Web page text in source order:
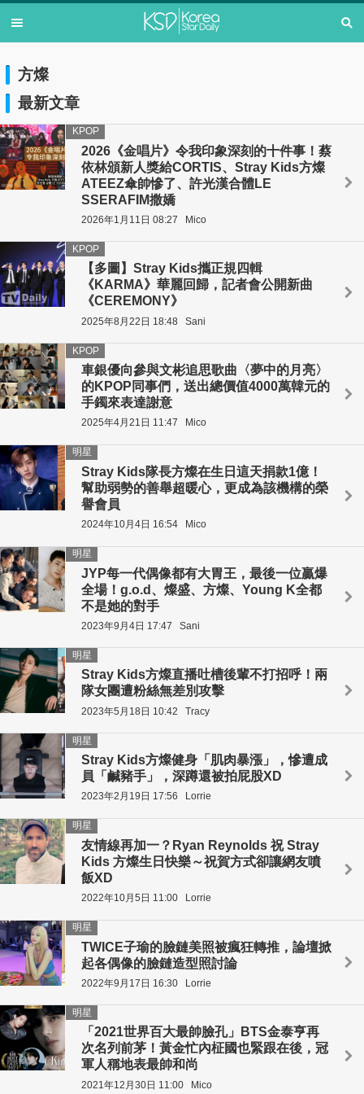
方燦
最新文章
2026《金唱片》令我印象深刻的十件事！蔡
依林頒新人獎給CORTIS、Stray Kids方燦
ATEEZ傘帥慘了、許光漢合體LE
SSERAFIM撒嬌
KPOP
2026年1月11日 08:27 Mico
【多圖】Stray Kids攜正規四輯
《KARMA》華麗回歸，記者會公開新曲
《CEREMONY》
KPOP
2025年8月22日 18:48 Sani
車銀優向參與文彬追思歌曲〈夢中的月亮〉
的KPOP同事們，送出總價值4000萬韓元的
手鐲來表達謝意
KPOP
2025年4月21日 11:47 Mico
Stray Kids隊長方燦在生日這天捐款1億！
幫助弱勢的善舉超暖心，更成為該機構的榮
譽會員
明星
2024年10月4日 16:54 Mico
JYP每一代偶像都有大胃王，最後一位贏爆
全場！g.o.d、燦盛、方燦、Young K全都
不是她的對手
明星
2023年9月4日 17:47 Sani
Stray Kids方燦直播吐槽後輩不打招呼！兩
隊女團遭粉絲無差別攻擊
明星
2023年5月18日 10:42 Tracy
Stray Kids方燦健身「肌肉暴漲」，慘遭成
員「鹹豬手」，深蹲還被拍屁股XD
明星
2023年2月19日 17:56 Lorrie
友情線再加一？Ryan Reynolds 祝 Stray
Kids 方燦生日快樂～祝賀方式卻讓網友噴
飯XD
明星
2022年10月5日 11:00 Lorrie
TWICE子瑜的臉鏈美照被瘋狂轉推，論壇掀
起各偶像的臉鏈造型照討論
明星
2022年9月17日 16:30 Lorrie
「2021世界百大最帥臉孔」BTS金泰亨再
次名列前茅！黃金忙內柾國也緊跟在後，冠
軍人稱地表最帥和尚
明星
2021年12月30日 11:00 Mico